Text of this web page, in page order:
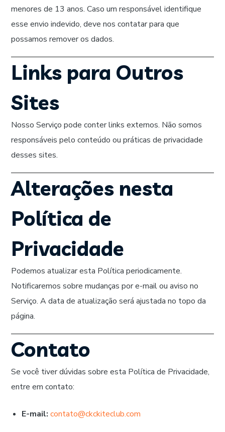
menores de 13 anos. Caso um responsável identifique
esse envio indevido, deve nos contatar para que
possamos remover os dados.
Links para Outros
Sites
Nosso Serviço pode conter links externos. Não somos
responsáveis pelo conteúdo ou práticas de privacidade
desses sites.
Alterações nesta
Política de
Privacidade
Podemos atualizar esta Política periodicamente.
Notificaremos sobre mudanças por e-mail ou aviso no
Serviço. A data de atualização será ajustada no topo da
página.
Contato
Se você tiver dúvidas sobre esta Política de Privacidade,
entre em contato:
E-mail: contato@ckckiteclub.com